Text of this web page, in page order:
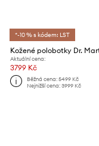
*-10 % s kódem: LST
Aktuální cena:
3799 Kč
Běžná cena:5499 Kč
Nejnižší cena:3999 Kč